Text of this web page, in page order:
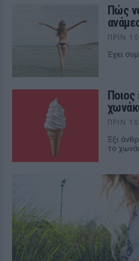
Πώς
ΠΡΙΝ
Έχει
Ποιος
ΠΡΙΝ
Έξι
το